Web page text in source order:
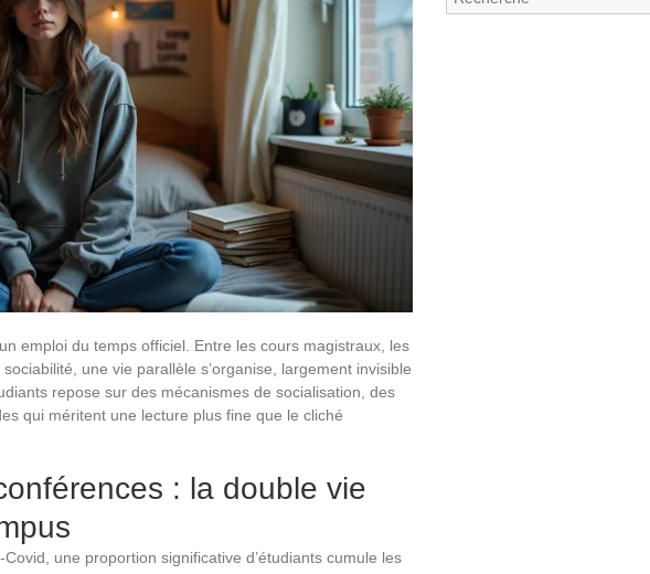
emploi du temps officiel. Entre les cours magistraux, les
une vie parallèle s’organise, largement invisible
repose sur des mécanismes de socialisation, des
qui méritent une lecture plus fine que le cliché
: la double vie
une proportion significative d’étudiants cumule les